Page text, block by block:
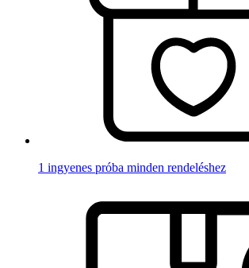
1 ingyenes próba minden rendeléshez